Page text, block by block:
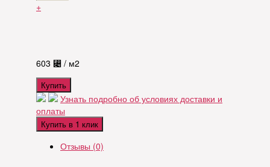
+
603 ⃄ / м2
Купить
Узнать подробно об условиях доставки и
оплаты
Купить в 1 клик
Отзывы (0)